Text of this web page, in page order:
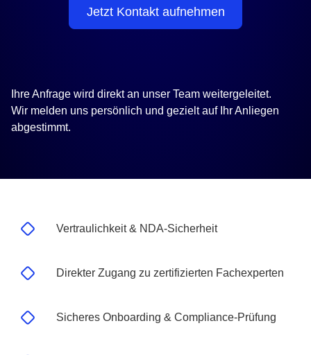
Jetzt Kontakt aufnehmen
Ihre Anfrage wird direkt an unser Team weitergeleitet.
Wir melden uns persönlich und gezielt auf Ihr Anliegen
abgestimmt.
Vertraulichkeit & NDA-Sicherheit
Direkter Zugang zu zertifizierten Fachexperten
Sicheres Onboarding & Compliance-Prüfung